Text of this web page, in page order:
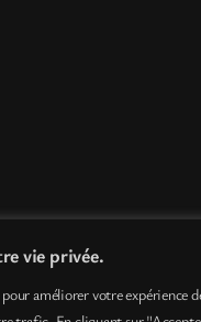
vie privée.
améliorer votre expérience